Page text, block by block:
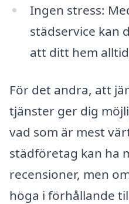
Ingen stress:
städservice kan
att ditt hem
För det andra, att
tjänster ger dig
vad som är mest
städföretag kan ha
recensioner, men
höga i förhållande